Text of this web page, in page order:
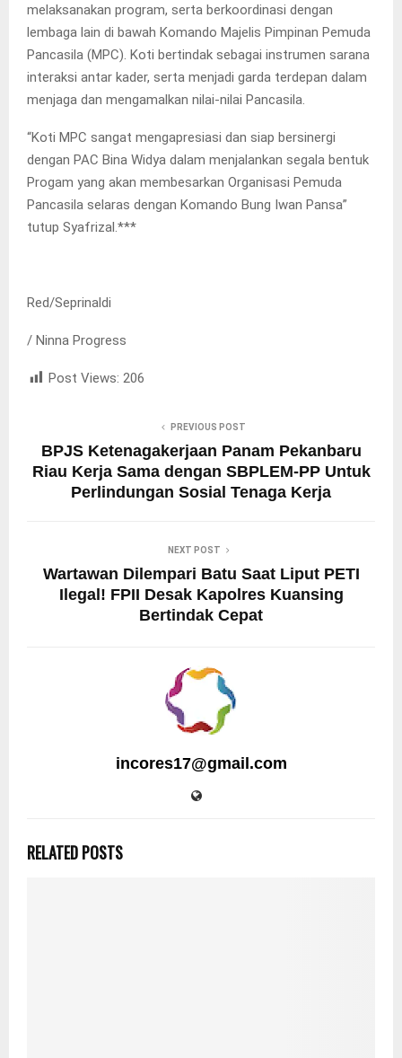
melaksanakan program, serta berkoordinasi dengan
lembaga lain di bawah Komando Majelis Pimpinan Pemuda
Pancasila (MPC). Koti bertindak sebagai instrumen sarana
interaksi antar kader, serta menjadi garda terdepan dalam
menjaga dan mengamalkan nilai-nilai Pancasila.
“Koti MPC sangat mengapresiasi dan siap bersinergi
dengan PAC Bina Widya dalam menjalankan segala bentuk
Progam yang akan membesarkan Organisasi Pemuda
Pancasila selaras dengan Komando Bung Iwan Pansa”
tutup Syafrizal.***
Red/Seprinaldi
/ Ninna Progress
Post Views: 206
PREVIOUS POST
BPJS Ketenagakerjaan Panam Pekanbaru
Riau Kerja Sama dengan SBPLEM-PP Untuk
Perlindungan Sosial Tenaga Kerja
NEXT POST
Wartawan Dilempari Batu Saat Liput PETI
Ilegal! FPII Desak Kapolres Kuansing
Bertindak Cepat
incores17@gmail.com
RELATED POSTS